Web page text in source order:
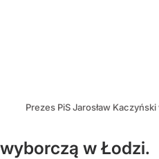
Prezes PiS Jarosław Kaczyński
w Łodzi.